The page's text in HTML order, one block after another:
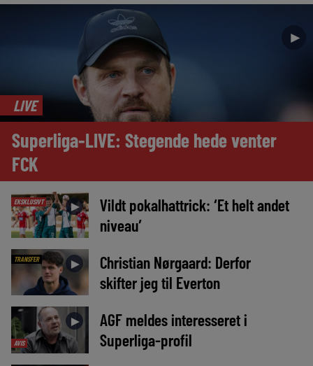
►
LIVE
Superliga-LIVE: Stegende hede venter
FCK
EKSKLUSIVT ►
Vildt pokalhattrick: ‘Et helt andet
niveau’
TRANSFER ►
Christian Nørgaard: Derfor
skifter jeg til Everton
AVIS
►
AGF meldes interesseret i
Superliga-profil